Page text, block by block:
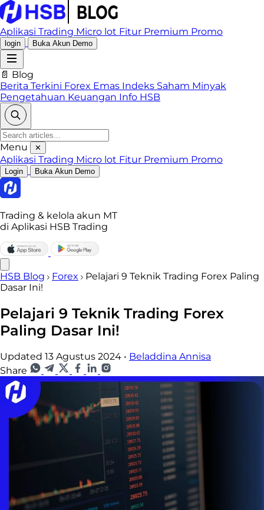
Aplikasi Trading Micro lot Fitur Premium Promo
login Buka Akun Demo
📄 Blog
Berita Terkini Forex Emas Indeks Saham Minyak
Pengetahuan Keuangan Info HSB
Menu ✕
Aplikasi Trading Micro lot Fitur Premium Promo
Login Buka Akun Demo
Trading & kelola akun MT
di Aplikasi HSB Trading
HSB Blog Forex
Pelajari 9 Teknik Trading Forex Paling
Dasar Ini!
Pelajari 9 Teknik Trading Forex
Paling Dasar Ini!
Updated 13 Agustus 2024 • Beladdina Annisa
Share